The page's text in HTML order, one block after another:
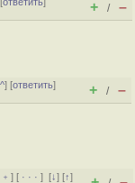
+ / –
] [ответить]
+ / –
] [ · · ·][↓] [↑]